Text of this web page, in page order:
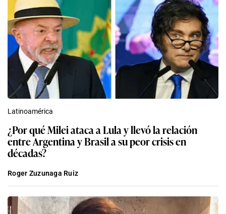
Latinoamérica
¿Por qué Milei ataca a Lula y llevó la relación
entre Argentina y Brasil a su peor crisis en
décadas?
Roger Zuzunaga Ruiz